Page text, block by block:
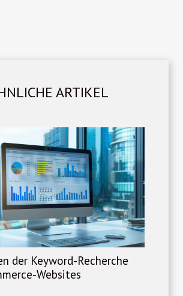
ARTIKEL
der Keyword-Recherche
Websites